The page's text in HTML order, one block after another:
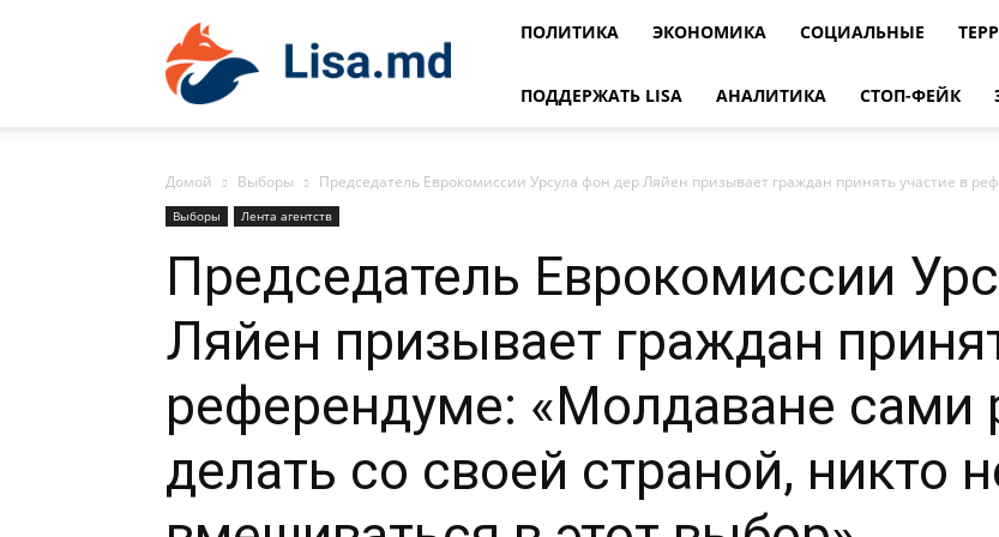
ПОЛИТИКА ЭКОНОМИКА СОЦИАЛЬНЫЕ
ПОДДЕРЖАТЬ LISA АНАЛИТИКА СТОП-ФЕЙК
Домой Выборы Председатель Еврокомиссии Урсула фон дер Ляйен призывает граждан принять участие в
Выборы Лента агентств
Председатель Еврокомиссии
Ляйен призывает граждан
референдуме: «Молдаване сами
делать со своей страной, никто